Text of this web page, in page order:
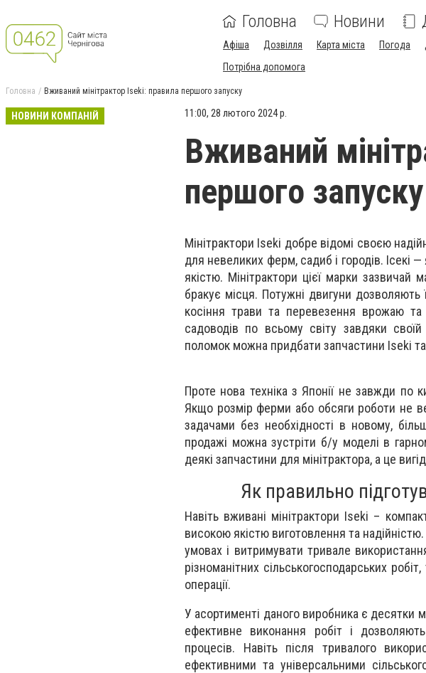
Головна Новини
Афіша Дозвілля Карта міста Погода
Потрібна допомога
Головна Вживаний мінітрактор Iseki: правила першого запуску
НОВИНИ КОМПАНІЙ 11:00, 28 лютого 2024 р.
Вживаний
першого запуску
Мінітрактори Iseki добре відомі своєю
для невеликих ферм, садиб і городів. Ісекі
якістю. Мінітрактори цієї марки
бракує місця. Потужні двигуни дозволяють
косіння трави та перевезення врожаю
садоводів по всьому світу завдяки
поломок можна придбати запчастини Iseki
Проте нова техніка з Японії не завжди по
Якщо розмір ферми або обсяги роботи не
задачами без необхідності в новому,
продажі можна зустріти б/у моделі в
деякі запчастини для мінітрактора, а це
Як правильно
Навіть вживані мінітрактори Iseki –
високою якістю виготовлення та
умовах і витримувати тривале
різноманітних сільськогосподарських
операції.
У асортименті даного виробника є десятки
ефективне виконання робіт і дозволяють
процесів. Навіть після тривалого
ефективними та універсальними